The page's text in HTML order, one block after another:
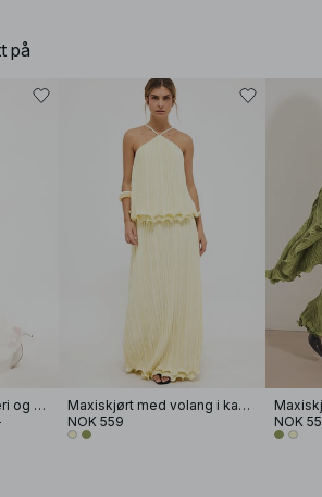
på
Maxiskjørt med broderi og krøller
Maxiskjørt med volang i kanten
NOK 559
NOK